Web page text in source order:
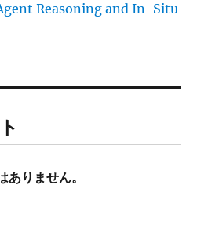
Reasoning and In-Situ
ありません。